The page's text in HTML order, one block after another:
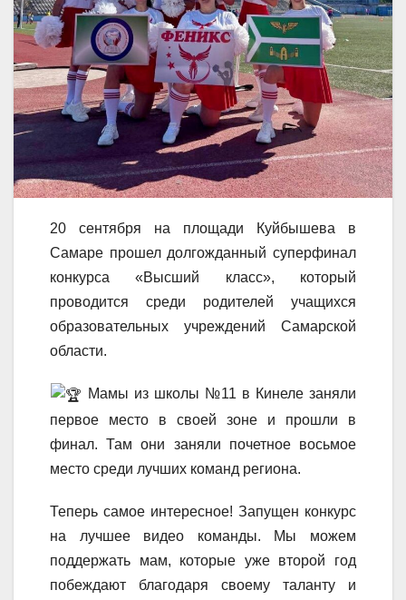
20 сентября на площади Куйбышева в
Самаре прошел долгожданный суперфинал
конкурса «Высший класс», который
проводится среди родителей учащихся
образовательных учреждений Самарской
области.
Мамы из школы №11 в Кинеле заняли
первое место в своей зоне и прошли в
финал. Там они заняли почетное восьмое
место среди лучших команд региона.
Теперь самое интересное! Запущен конкурс
на лучшее видео команды. Мы можем
поддержать мам, которые уже второй год
побеждают благодаря своему таланту и